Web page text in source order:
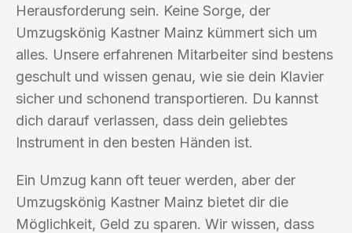
Herausforderung sein. Keine Sorge, der
Umzugskönig Kastner Mainz kümmert sich um
alles. Unsere erfahrenen Mitarbeiter sind bestens
geschult und wissen genau, wie sie dein Klavier
sicher und schonend transportieren. Du kannst
dich darauf verlassen, dass dein geliebtes
Instrument in den besten Händen ist.
Ein Umzug kann oft teuer werden, aber der
Umzugskönig Kastner Mainz bietet dir die
Möglichkeit, Geld zu sparen. Wir wissen, dass